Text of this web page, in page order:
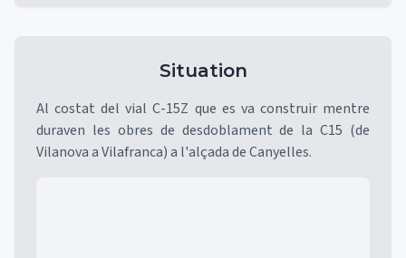
Situation
Al costat del vial C-15Z que es va construir mentre
duraven les obres de desdoblament de la C15 (de
Vilanova a Vilafranca) a l'alçada de Canyelles.